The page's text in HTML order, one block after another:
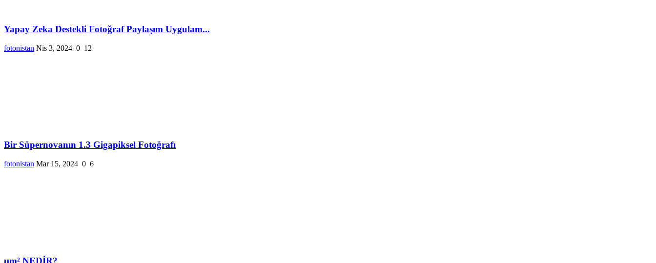
Yapay Zeka Destekli Fotoğraf Paylaşım Uygulam...
fotonistan Nis 3, 2024 0 12
Bir Süpernovanın 1.3 Gigapiksel Fotoğrafı
fotonistan Mar 15, 2024 0 6
µm² NEDİR?